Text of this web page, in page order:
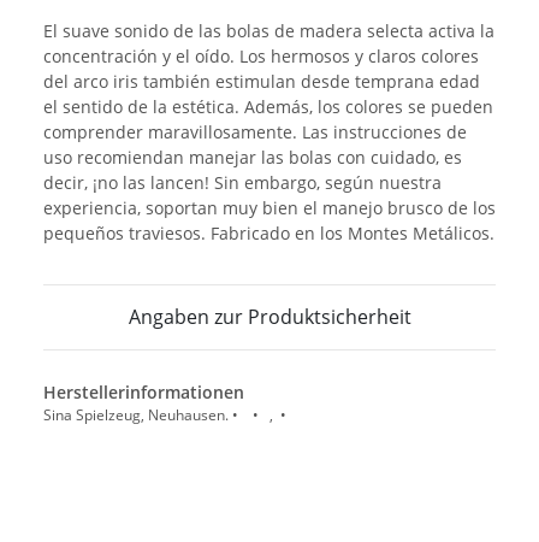
El suave sonido de las bolas de madera selecta activa la
concentración y el oído. Los hermosos y claros colores
del arco iris también estimulan desde temprana edad
el sentido de la estética. Además, los colores se pueden
comprender maravillosamente. Las instrucciones de
uso recomiendan manejar las bolas con cuidado, es
decir, ¡no las lancen! Sin embargo, según nuestra
experiencia, soportan muy bien el manejo brusco de los
pequeños traviesos. Fabricado en los Montes Metálicos.
Angaben zur Produktsicherheit
Herstellerinformationen
Sina Spielzeug, Neuhausen. • • , •